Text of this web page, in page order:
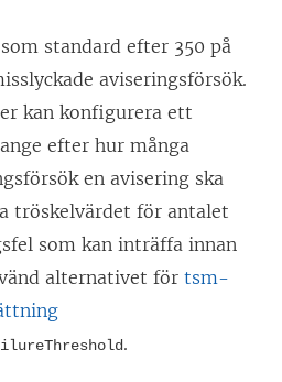
standard efter 350 på
aviseringsförsök.
kan konfigurera ett
efter hur många
en avisering ska
tröskelvärdet för antalet
som kan inträffa innan
alternativet för tsm-
.